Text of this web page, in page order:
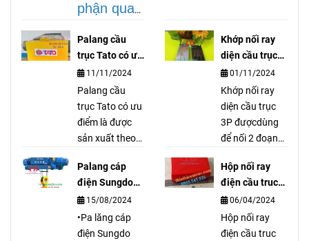
phận quan
trong hệ
thống cầu
trục, dùng
để truyền
dẫn cũng
như cấp
điện cho
mô tơ, pa
lăng.
cầu trục cổng
trục palang
thiết bị nâng hạ
nặng, ép đắp
tán dán các
loại bố.
Palang cầu
trục Tato có ưu
điểm gì ?
11/11/2024
Palang cầu
trục Tato có ưu
điểm là được
sản xuất theo
Nhật Bản, đó
đó Palang cầu
trục Tato có độ
bền cao và
chất lượng luôn
Khớp nối ray
diện cầu trục
3P là gì?
01/11/2024
Khớp nối ray
diện cầu trục
3P đượcdùng
để nối 2 đoạn
nhau nhưng
đảm bảo chổi
quét điện hoạt
động tốt. Khớp
nối ray diện cầu
Palang cáp
điện Sungdo
10 tấn có đặc
điểm gì?
15/08/2024
•Pa lăng cáp
điện Sungdo
Hộp nối ray
điện cầu truc
1P, 3P, 4P, 6P là
gì?
06/04/2024
Hộp nối ray
điện cầu truc